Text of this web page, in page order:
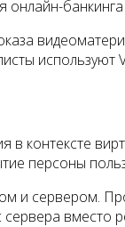
контексте
персоны
и сервером.
вместо